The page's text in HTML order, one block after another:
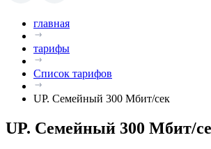
главная
тарифы
Список тарифов
UP. Семейный 300 Мбит/сек
UP. Семейный 300 Мбит/